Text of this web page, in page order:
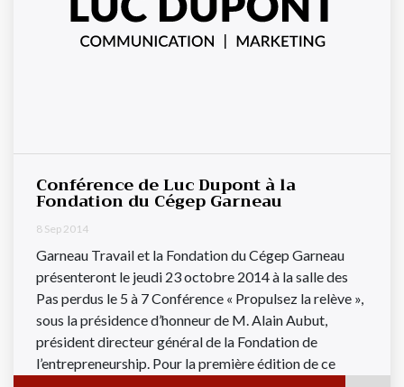
Conférence de Luc Dupont à la
Fondation du Cégep Garneau
8 Sep 2014
Garneau Travail et la Fondation du Cégep Garneau
présenteront le jeudi 23 octobre 2014 à la salle des
Pas perdus le 5 à 7 Conférence « Propulsez la relève »,
sous la présidence d’honneur de M. Alain Aubut,
président directeur général de la Fondation de
l’entrepreneurship. Pour la première édition de ce